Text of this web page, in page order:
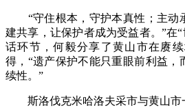
“守住根本，守护本真性；主动
建共享，让保护者成为受益者。”在
话环节，何毅分享了黄山市在赓
得，“遗产保护不能只重眼前利益，
续性。”
斯洛伐克米哈洛夫采市与黄山市